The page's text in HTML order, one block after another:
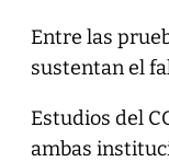
Entre las
sustentan el
Estudios del
ambas